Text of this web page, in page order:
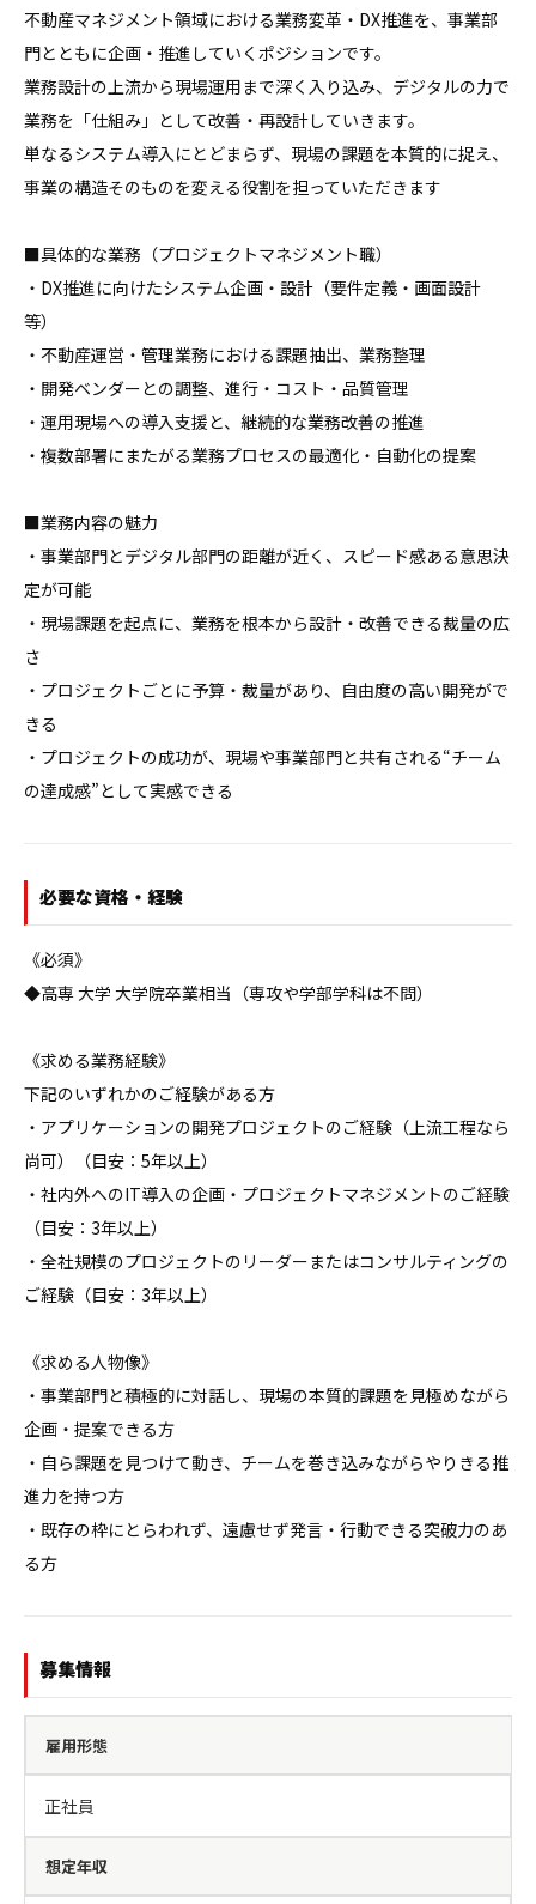
不動産マネジメント領域における業務変革・DX推進を、事業部
門とともに企画・推進していくポジションです。
業務設計の上流から現場運用まで深く入り込み、デジタルの力で
業務を「仕組み」として改善・再設計していきます。
単なるシステム導入にとどまらず、現場の課題を本質的に捉え、
事業の構造そのものを変える役割を担っていただきます
■具体的な業務（プロジェクトマネジメント職）
・DX推進に向けたシステム企画・設計（要件定義・画面設計
等）
・不動産運営・管理業務における課題抽出、業務整理
・開発ベンダーとの調整、進行・コスト・品質管理
・運用現場への導入支援と、継続的な業務改善の推進
・複数部署にまたがる業務プロセスの最適化・自動化の提案
■業務内容の魅力
・事業部門とデジタル部門の距離が近く、スピード感ある意思決
定が可能
・現場課題を起点に、業務を根本から設計・改善できる裁量の広
さ
・プロジェクトごとに予算・裁量があり、自由度の高い開発がで
きる
・プロジェクトの成功が、現場や事業部門と共有される“チーム
の達成感”として実感できる
必要な資格・経験
《必須》
◆高専 大学 大学院卒業相当（専攻や学部学科は不問）
《求める業務経験》
下記のいずれかのご経験がある方
・アプリケーションの開発プロジェクトのご経験（上流工程なら
尚可）（目安：5年以上）
・社内外へのIT導入の企画・プロジェクトマネジメントのご経験
（目安：3年以上）
・全社規模のプロジェクトのリーダーまたはコンサルティングの
ご経験（目安：3年以上）
《求める人物像》
・事業部門と積極的に対話し、現場の本質的課題を見極めながら
企画・提案できる方
・自ら課題を見つけて動き、チームを巻き込みながらやりきる推
進力を持つ方
・既存の枠にとらわれず、遠慮せず発言・行動できる突破力のあ
る方
募集情報
雇用形態
正社員
想定年収